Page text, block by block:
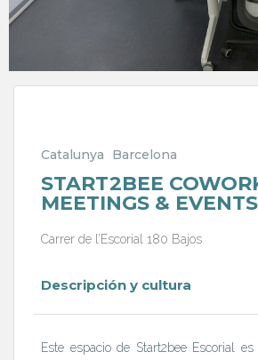
Catalunya Barcelona
START2BEE
MEETINGS &
Carrer de l’Escorial 180 Bajos
Descripción y cultura
Este espacio de Start2bee Escorial